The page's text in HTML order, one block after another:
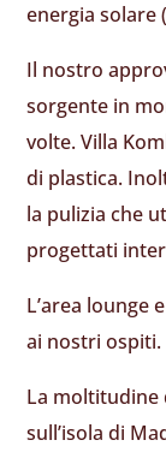
energia solare
Il nostro
sorgente in
volte. Villa
di plastica.
la pulizia che
progettati
L’area lounge
ai nostri ospiti.
La moltitudine
sull’isola di